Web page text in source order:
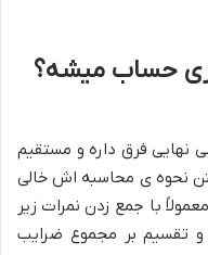
حساب میشه؟
نهایی فرق داره و مستقیم
نحوه ی محاسبه اش خالی
با جمع زدن نمرات زیر
بر مجموع ضرایب